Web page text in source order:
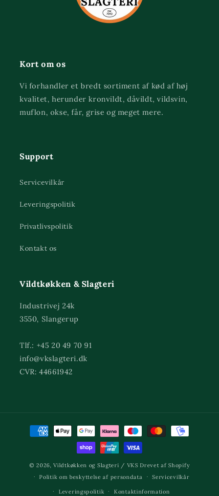
Kort om os
Vi forhandler et bredt sortiment af kød af høj
kvalitet, herunder kronvildt, dåvildt, vildsvin,
muflon, okse, får, grise og meget mere.
Support
Servicevilkår
Leveringspolitik
Privatlivspolitik
Kontakt os
Vildtkøkken & Slagteri
Industrivej 24k
3550, Slangerup
Tlf.: +45 20 49 70 91
info@vkslagteri.dk
CVR: 44661942
Betalingsmetoder
© 2026,Vildtkøkken og Slagteri / VKS Drevet af Shopify
Politik om beskyttelse af persondata
Servicevilkår
Leveringspolitik Kontaktinformation